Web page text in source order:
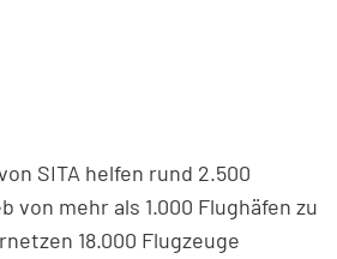
SITA helfen rund 2.500
von mehr als 1.000 Flughäfen zu
18.000 Flugzeuge